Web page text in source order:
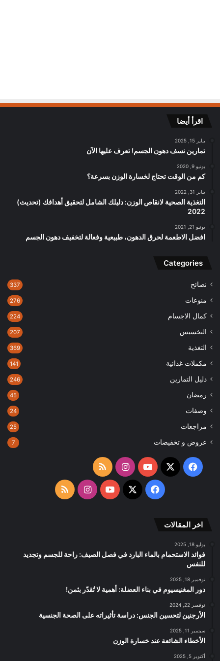
اقرأ أيضا
يناير 15, 2025
تمارين نسف دهون الجسم! تعرف عليها الآن
يونيو 9, 2020
كم من الوقت تحتاج لخسارة الوزن بسرعة؟
يناير 31, 2022
التغذية الصحية لانقاص الوزن: دليلك الشامل لتحقيق أهدافك (تحديث)
2022
يونيو 21, 2021
افضل الاطعمة لحرق الدهون، طبيعية وفعالة لتخفيف دهون الجسم
Categories
نصائح 337
منوعات 276
كمال الاجسام 224
التخسيس 207
التغذية 369
مكملات غذائية 141
دليل التمارين 246
رمضان 45
وصفات 24
مراجعات 25
عروض و تخفيضات 7
فيسبوك
‫X
‫YouTubeانستقرامملخص
الموقع
فيسبوك
‫X
‫YouTubeانستقرامملخص
اخر المقالات
يوليو 18, 2025
فوائد الاستحمام بالماء البارد في فصل الصيف: راحة للجسم وتجديد
للنفس
نوفمبر 18, 2025
دور المغنيسيوم في بناء العضلة: أهمية لا تُقدّر بثمن!
نوفمبر 22, 2024
الأرجنين لتحسين الجنس: دراسة تأثيراته على الصحة الجنسية
سبتمبر 11, 2025
الأخطاء الشائعة عند خسارة الوزن
أكتوبر 5, 2025